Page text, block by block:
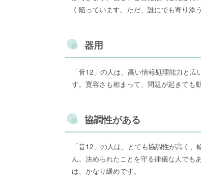
く陥っています。ただ、誰にでも寄り添
器用
「音12」の人は、高い情報処理能力と
す。寛容さも相まって、問題が起きても
協調性がある
「音12」の人は、とても協調性が高く
ん。決められたことを守る律儀な人でも
は、かなり緩めです。